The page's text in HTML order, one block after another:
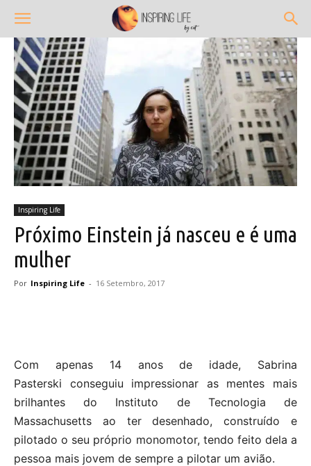
Inspiring Life
Próximo Einstein já nasceu e é uma
mulher
Por Inspiring Life - 16 Setembro, 2017
Com apenas 14 anos de idade, Sabrina
Pasterski conseguiu impressionar as mentes mais
brilhantes do Instituto de Tecnologia de
Massachusetts ao ter desenhado, construído e
pilotado o seu próprio monomotor, tendo feito dela a
pessoa mais jovem de sempre a pilotar um avião.